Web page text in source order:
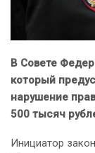
В Совете
который
нарушение
500 тысяч
Инициатор